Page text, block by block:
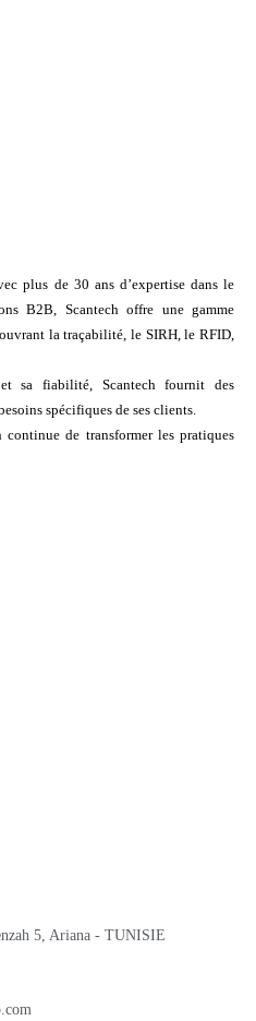
plus de 30 ans d’expertise dans le
B2B, Scantech offre une gamme
la traçabilité, le SIRH, le RFID,
sa fiabilité, Scantech fournit des
spécifiques de ses clients.
de transformer les pratiques
5, Ariana - TUNISIE